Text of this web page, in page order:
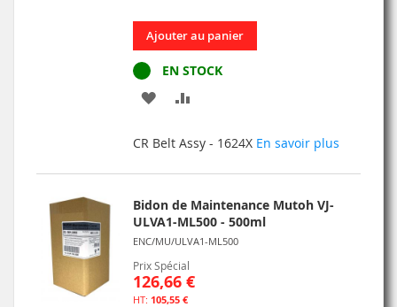
Ajouter au panier
EN STOCK
AJOUTER
D’ENVIE
CR Belt Assy - 1624X En savoir plus
Bidon de Maintenance Mutoh VJ-
ULVA1-ML500 - 500ml
ENC/MU/ULVA1-ML500
Prix Spécial
126,66 €
105,55 €